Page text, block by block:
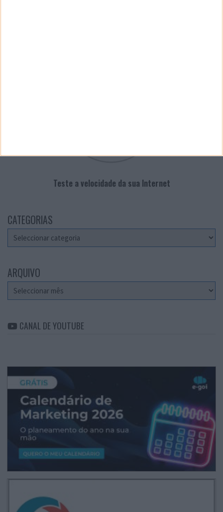
Teste a velocidade da sua Internet
CATEGORIAS
Categorias
ARQUIVO
Arquivo
CANAL DE YOUTUBE